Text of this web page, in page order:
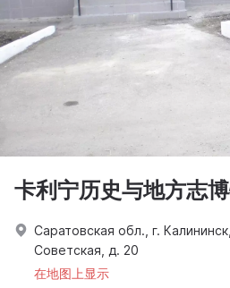
卡利宁历史与地方志
Саратовская обл., г.
Советская, д. 20
在地图上显示